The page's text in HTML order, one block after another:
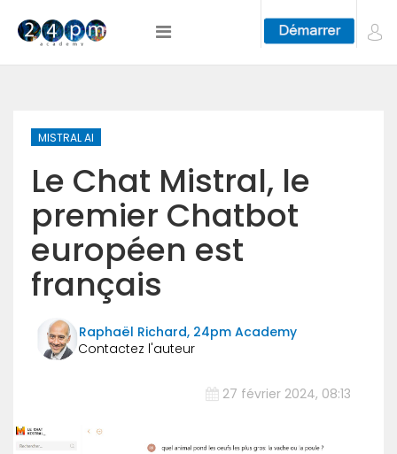
MISTRAL AI
Le Chat Mistral, le
premier Chatbot
européen est
français
Raphaël Richard, 24pm Academy
27 février 2024, 08:13